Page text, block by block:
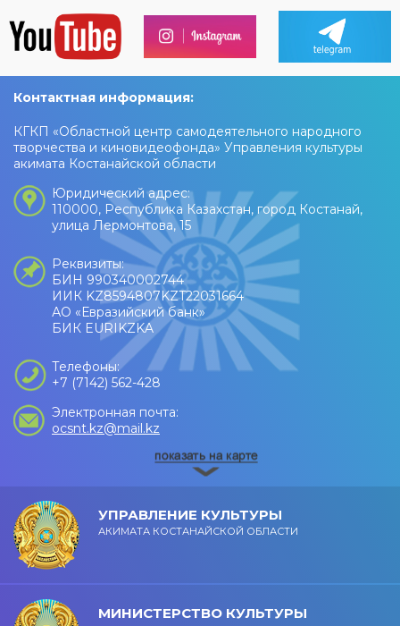
Контактная информация:
КГКП «Областной центр самодеятельного народного
творчества и киновидеофонда» Управления культуры
акимата Костанайской области
Юридический адрес:
110000, Республика Казахстан, город Костанай,
улица Лермонтова, 15
Реквизиты:
БИН 990340002744
ИИК KZ8594807KZT22031664
АО «Евразийский банк»
БИК EURIKZKA
Телефоны:
+7 (7142) 562-428
Электронная почта:
ocsnt.kz@mail.kz
УПРАВЛЕНИЕ КУЛЬТУРЫ
АКИМАТА КОСТАНАЙСКОЙ ОБЛАСТИ
МИНИСТЕРСТВО КУЛЬТУРЫ